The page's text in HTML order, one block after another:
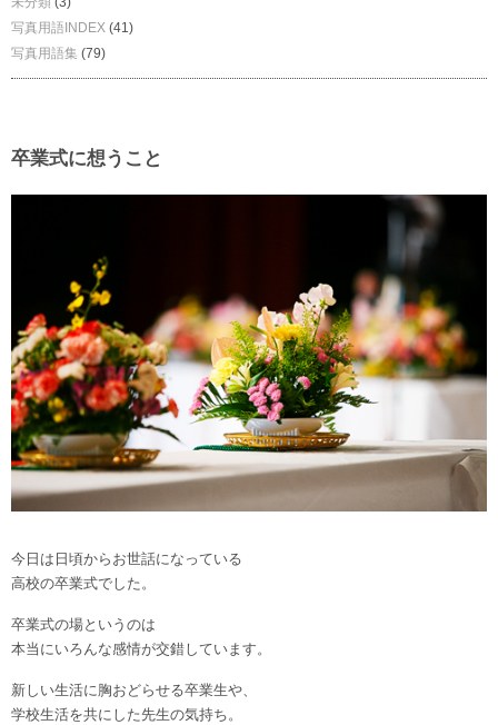
写真用語INDEX (41)
写真用語集 (79)
卒業式に想うこと
今日は日頃からお世話になっている
高校の卒業式でした。
卒業式の場というのは
本当にいろんな感情が交錯しています。
新しい生活に胸おどらせる卒業生や、
学校生活を共にした先生の気持ち。